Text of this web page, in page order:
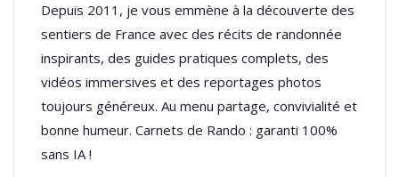
Depuis 2011, je vous emmène à la découverte des
sentiers de France avec des récits de randonnée
inspirants, des guides pratiques complets, des
vidéos immersives et des reportages photos
toujours généreux. Au menu partage, convivialité et
bonne humeur. Carnets de Rando : garanti 100%
sans IA !